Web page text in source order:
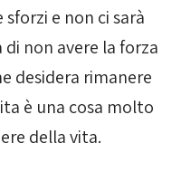
e non ci sarà
non avere la forza
desidera rimanere
è una cosa molto
della vita.